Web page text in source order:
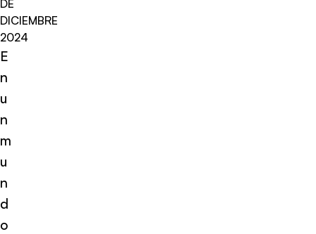
DE
DICIEMBRE
2024
E
n
u
n
m
u
n
d
o